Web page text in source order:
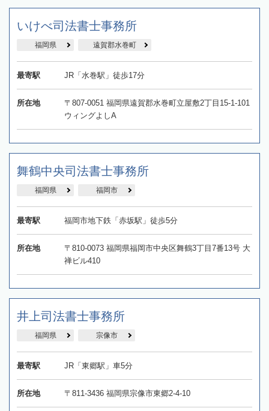
いけべ司法書士事務所
福岡県 遠賀郡水巻町
最寄駅 JR「水巻駅」徒歩17分
所在地
〒807-0051 福岡県遠賀郡水巻町立屋敷2丁目15-1-101
ウィングよしA
舞鶴中央司法書士事務所
福岡県 福岡市
最寄駅 福岡市地下鉄「赤坂駅」徒歩5分
所在地
〒810-0073 福岡県福岡市中央区舞鶴3丁目7番13号 大
禅ビル410
井上司法書士事務所
福岡県 宗像市
最寄駅 JR「東郷駅」車5分
所在地 〒811-3436 福岡県宗像市東郷2-4-10